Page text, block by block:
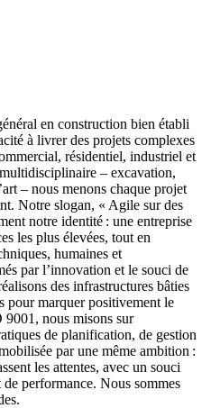
en construction bien établi
à livrer des projets complexes
résidentiel, industriel et
– excavation,
– nous menons chaque projet
Notre slogan, « Agile sur des
notre identité : une entreprise
les plus élevées, tout en
humaines et
par l’innovation et le souci de
des infrastructures bâties
pour marquer positivement le
9001, nous misons sur
de planification, de gestion
par une même ambition :
les attentes, avec un souci
performance. Nous sommes